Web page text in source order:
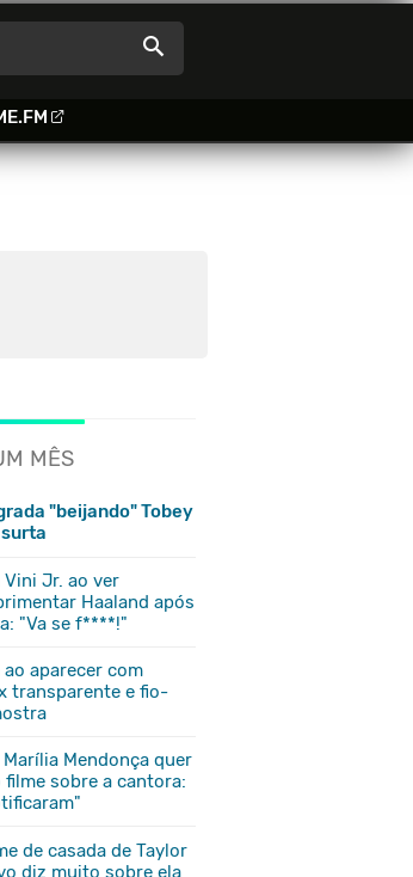
MÊS
"beijando" Tobey
Vini Jr. ao ver
Haaland após
"Va se f****!"
aparecer com
transparente e fio-
Mendonça quer
sobre a cantora:
de casada de Taylor
diz muito sobre ela